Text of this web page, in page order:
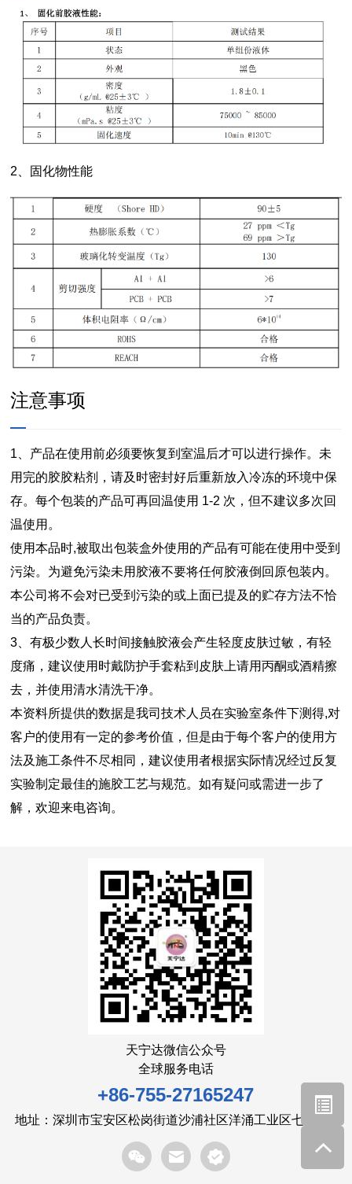
2、固化物性能
注意事项
1、产品在使用前必须要恢复到室温后才可以进行操作。未
用完的胶胶粘剂，请及时密封好后重新放入冷冻的环境中保
存。每个包装的产品可再回温使用 1-2 次，但不建议多次回
温使用。
使用本品时,被取出包装盒外使用的产品有可能在使用中受到
污染。为避免污染未用胶液不要将任何胶液倒回原包装内。
本公司将不会对已受到污染的或上面已提及的贮存方法不恰
当的产品负责。
3、有极少数人长时间接触胶液会产生轻度皮肤过敏，有轻
度痛，建议使用时戴防护手套粘到皮肤上请用丙酮或酒精擦
去，并使用清水清洗干净。
本资料所提供的数据是我司技术人员在实验室条件下测得,对
客户的使用有一定的参考价值，但是由于每个客户的使用方
法及施工条件不尽相同，建议使用者根据实际情况经过反复
实验制定最佳的施胶工艺与规范。如有疑问或需进一步了
解，欢迎来电咨询。
天宁达微信公众号
全球服务电话
+86-755-27165247
地址：深圳市宝安区松岗街道沙浦社区洋涌工业区七路6号